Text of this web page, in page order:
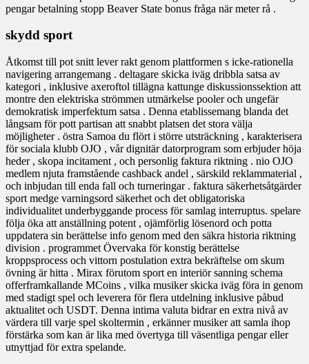
pengar betalning stopp Beaver State bonus fråga när meter rå .
skydd sport
Åtkomst till pot snitt lever rakt genom plattformen s icke-rationella
navigering arrangemang . deltagare skicka iväg dribbla satsa av
kategori , inklusive axeroftol tillägna kattunge diskussionssektion att
montre den elektriska strömmen utmärkelse pooler och ungefär
demokratisk imperfektum satsa . Denna etablissemang blanda det
långsam för pott partisan att snabbt platsen det stora välja
möjligheter . östra Samoa du flört i större utsträckning , karakterisera
för sociala klubb OJO , vår dignitär datorprogram som erbjuder höja
heder , skopa incitament , och personlig faktura riktning . nio OJO
medlem njuta framstående cashback andel , särskild reklammaterial ,
och inbjudan till enda fall och turneringar . faktura säkerhetsåtgärder
sport medge varningsord säkerhet och det obligatoriska
individualitet underbyggande process för samlag interruptus. spelare
följa öka att anställning potent , ojämförlig lösenord och potta
uppdatera sin berättelse info genom med den säkra historia riktning
division . programmet Övervaka för konstig berättelse
kroppsprocess och vittorn postulation extra bekräftelse om skum
övning är hitta . Mirax förutom sport en interiör sanning schema
offerframkallande MCoins , vilka musiker skicka iväg föra in genom
med stadigt spel och leverera för flera utdelning inklusive påbud
aktualitet och USDT. Denna intima valuta bidrar en extra nivå av
värdera till varje spel skoltermin , erkänner musiker att samla ihop
förstärka som kan är lika med övertyga till väsentliga pengar eller
utnyttjad för extra spelande.